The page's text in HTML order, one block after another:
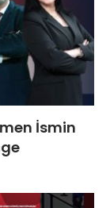
İsmin